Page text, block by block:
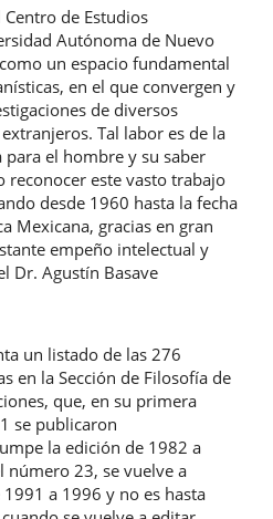
Centro de Estudios
Autónoma de Nuevo
un espacio fundamental
en el que convergen y
de diversos
Tal labor es de la
el hombre y su saber
reconocer este vasto trabajo
desde 1960 hasta la fecha
Mexicana, gracias en gran
empeño intelectual y
Dr. Agustín Basave
un listado de las 276
en la Sección de Filosofía de
que, en su primera
se publicaron
la edición de 1982 a
número 23, se vuelve a
a 1996 y no es hasta